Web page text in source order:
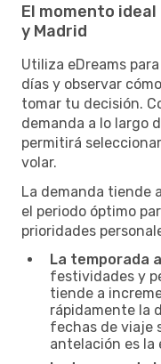
El momento
y Madrid
Utiliza eDreams
días y observar
tomar tu decisión.
demanda a lo largo
permitirá
volar.
La demanda tiende
el periodo óptimo
prioridades
La temporada
festividades y
tiende a
rápidamente la
fechas de viaje
antelación es la